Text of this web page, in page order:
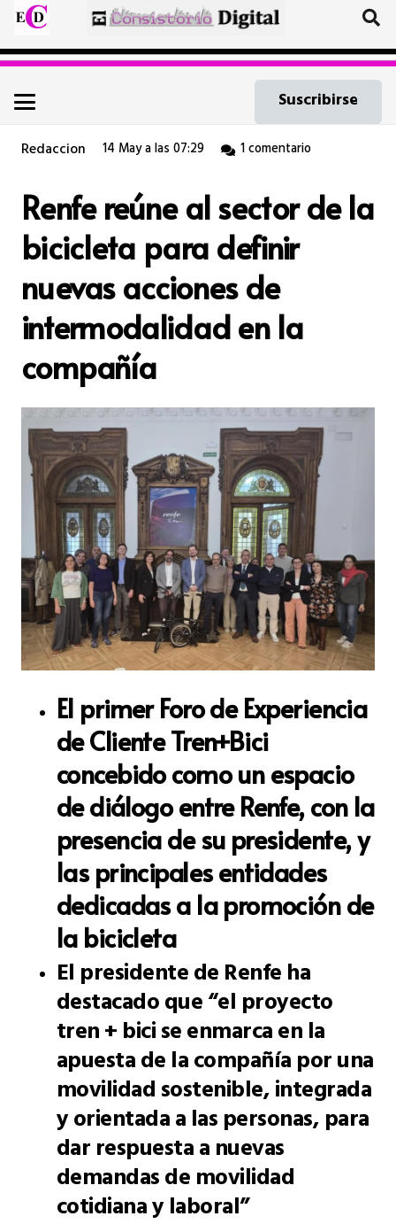
Suscribirse
Redaccion 14 May a las 07:29 1comentario
Renfe reúne al sector de la
bicicleta para definir
nuevas acciones de
intermodalidad en la
compañía
El primer Foro de Experiencia
de Cliente Tren+Bici
concebido como un espacio
de diálogo entre Renfe, con la
presencia de su presidente, y
las principales entidades
dedicadas a la promoción de
la bicicleta
El presidente de Renfe ha
destacado que “el proyecto
tren + bici se enmarca en la
apuesta de la compañía por una
movilidad sostenible, integrada
y orientada a las personas, para
dar respuesta a nuevas
demandas de movilidad
cotidiana y laboral”